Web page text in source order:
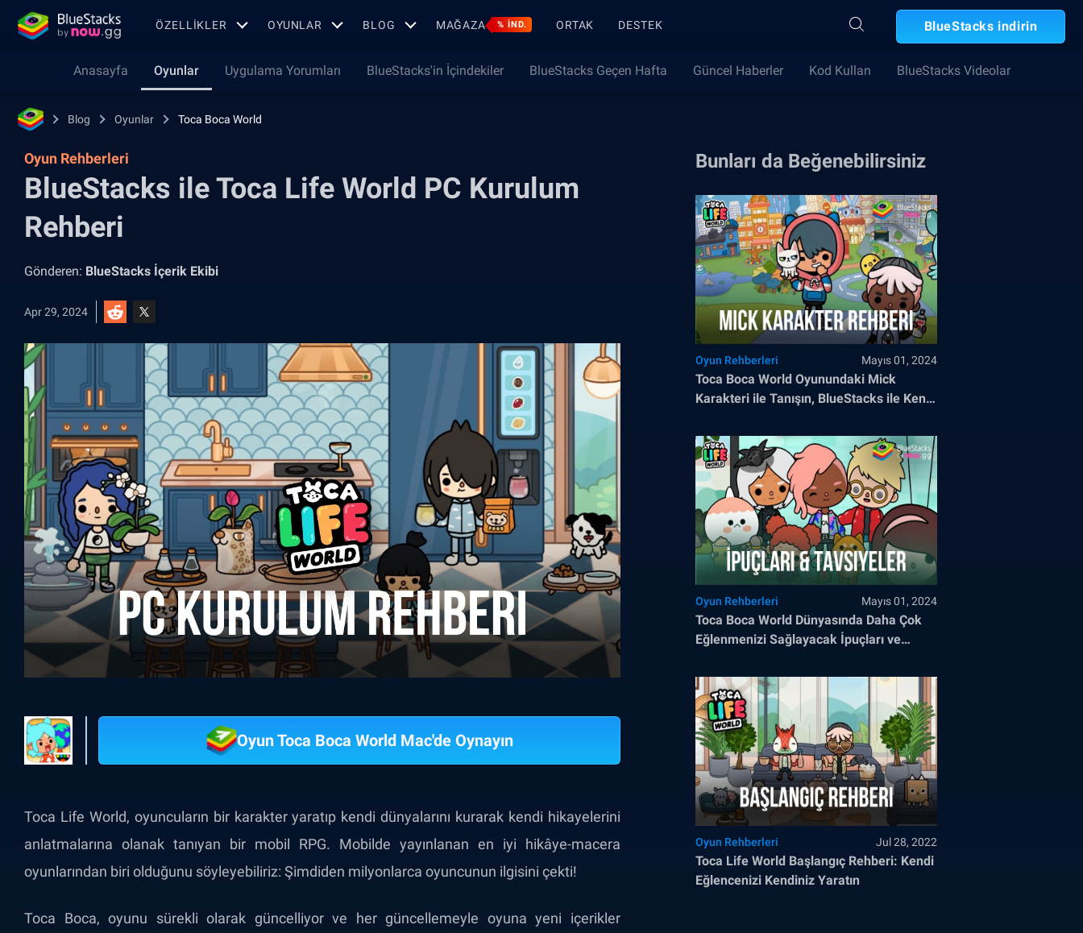
ÖZELLIKLER OYUNLAR BLOG MAĞAZA % IND. ORTAK DESTEK BlueStacks indirin
Anasayfa Oyunlar Uygulama Yorumları BlueStacks'in İçindekiler BlueStacks Geçen Hafta Güncel Haberler Kod Kullan BlueStacks Videolar
Blog Oyunlar Toca Boca World
Oyun Rehberleri
BlueStacks ile Toca Life World PC Kurulum
Rehberi
Gönderen: BlueStacks İçerik Ekibi
Apr 29, 2024
Oyun Toca Boca World Mac'de Oynayın
Toca Life World, oyuncuların bir karakter yaratıp kendi dünyalarını kurarak kendi hikayelerini
anlatmalarına olanak tanıyan bir mobil RPG. Mobilde yayınlanan en iyi hikâye-macera
oyunlarından biri olduğunu söyleyebiliriz: Şimdiden milyonlarca oyuncunun ilgisini çekti!
Toca Boca, oyunu sürekli olarak güncelliyor ve her güncellemeyle oyuna yeni içerikler
Bunları da Beğenebilirsiniz
Oyun Rehberleri Mayıs 01, 2024
Toca Boca World Oyunundaki Mick
Karakteri ile Tanışın, BlueStacks ile Kendi
Oyun Rehberleri Mayıs 01, 2024
Toca Boca World Dünyasında Daha Çok
Eğlenmenizi Sağlayacak İpuçları ve
Oyun Rehberleri Jul 28, 2022
Toca Life World Başlangıç Rehberi: Kendi
Eğlencenizi Kendiniz Yaratın